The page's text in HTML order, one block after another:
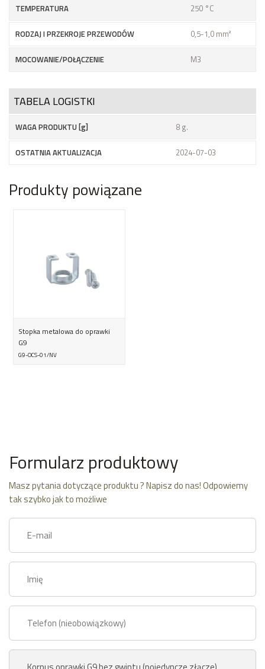
TEMPERATURA 250 °C
RODZAJ I PRZEKROJE PRZEWODÓW 0,5-1,0 mm²
MOCOWANIE/POŁĄCZENIE M3
TABELA LOGISTKI
WAGA PRODUKTU [g] 8 g.
OSTATNIA AKTUALIZACJA 2024-07-03
Produkty powiązane
Stopka metalowa do oprawki
G9
G9-OCS-01/NV
Formularz produktowy
Masz pytania dotyczące produktu ? Napisz do nas! Odpowiemy
tak szybko jak to możliwe